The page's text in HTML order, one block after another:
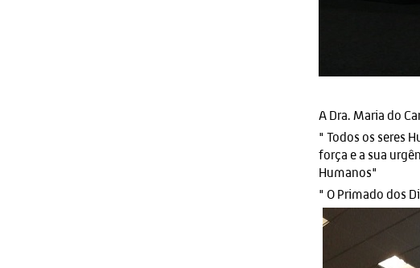
A Dra. Maria do
" Todos os seres
força e a sua
Humanos"
" O Primado dos